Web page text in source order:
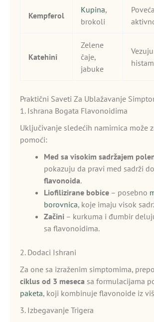
Kempferol
Kupina,
brokoli
Katehini
Zelene
čaje,
jabuke
Praktični Saveti Za Ublažavanje
1. Ishrana Bogata Flavonoidima
Uključivanje sledećih namirnica može
pomoći:
Med sa visokim sadržajem
pokazuju da pravi med sadrži do
flavonoida.
Liofilizirane bobice – posebno
borovnica, koje imaju visok
Začini – kurkuma i đumbir
sa flavonoidima.
2. Dodaci Ishrani
Za one sa izraženim simptomima,
ciklus od 3 meseca sa formulacijama
paketa, koji kombinuje flavonoide iz
3. Izbegavanje Trigera